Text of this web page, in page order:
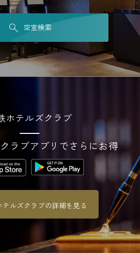
空室検索
ホテルズクラブ
ラブアプリでさらにお得
テルズクラブの詳細を見る